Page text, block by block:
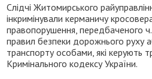
Слідчі Житомирського
інкримінували керманичу
правопорушення, передбаченого
правил безпеки дорожнього руху
транспорту особами, які керують
Кримінального кодексу України.